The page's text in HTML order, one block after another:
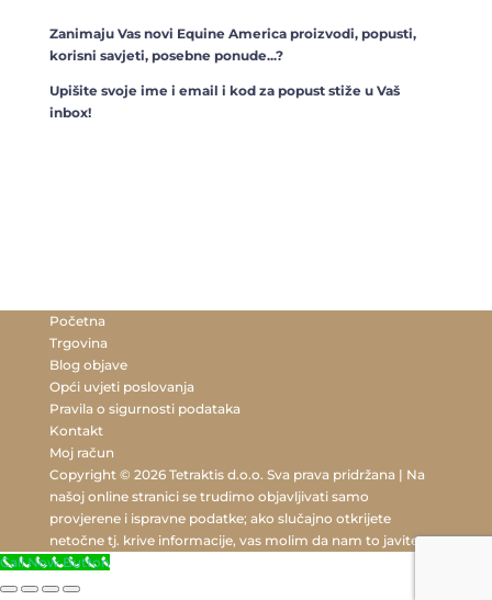
Zanimaju Vas novi Equine America proizvodi, popusti,
korisni savjeti, posebne ponude...?
Upišite svoje ime i email i kod za popust stiže u Vaš
inbox!
Početna
Trgovina
Blog objave
Opći uvjeti poslovanja
Pravila o sigurnosti podataka
Kontakt
Moj račun
Copyright © 2026 Tetraktis d.o.o. Sva prava pridržana | Na
našoj online stranici se trudimo objavljivati samo
provjerene i ispravne podatke; ako slučajno otkrijete
netočne tj. krive informacije, vas molim da nam to javite.
Call Now Button